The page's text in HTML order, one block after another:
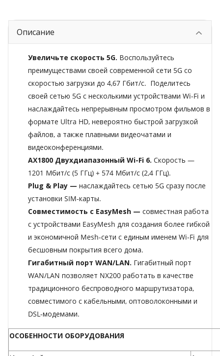
Описание
Увеличьте скорость 5G. Воспользуйтесь
преимуществами своей современной сети 5G со
скоростью загрузки до 4,67 Гбит/с. Поделитесь
своей сетью 5G с несколькими устройствами Wi-Fi и
наслаждайтесь непрерывным просмотром фильмов в
формате Ultra HD, невероятно быстрой загрузкой
файлов, а также плавными видеочатами и
видеоконференциями.
AX1800 Двухдиапазонный Wi-Fi 6. Скорость —
1201 Мбит/с (5 ГГц) + 574 Мбит/с (2,4 ГГц).
Plug & Play — наслаждайтесь сетью 5G сразу после
установки SIM-карты.
Совместимость с EasyMesh — совместная работа
с устройствами EasyMesh для создания более гибкой
и экономичной Mesh-сети с единым именем Wi-Fi для
бесшовным покрытия всего дома.
Гигабитный порт WAN/LAN. Гигабитный порт
WAN/LAN позволяет NX200 работать в качестве
традиционного беспроводного маршрутизатора,
совместимого с кабельными, оптоволоконными и
DSL-модемами.
ОСОБЕННОСТИ ОБОРУДОВАНИЯ